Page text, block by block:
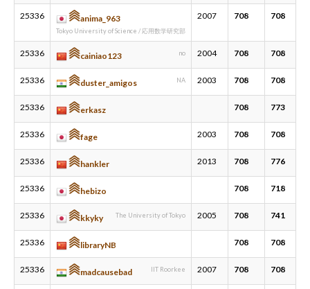
25336 anima_963
Tokyo University of Science / 応用数学研究部
2007 708 708
25336 cainiao123 no 2004 708 708
25336 duster_amigos NA 2003 708 708
25336 erkasz 708 773
25336 fage 2003 708 708
25336 hankler 2013 708 776
25336 hebizo 708 718
25336 kkyky The University of Tokyo 2005 708 741
25336 libraryNB 708 708
25336 madcausebad IIT Roorkee 2007 708 708